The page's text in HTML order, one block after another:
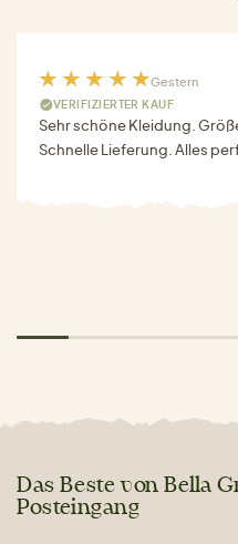
Gestern
VERIFIZIERTER KAUF
Sehr schöne Kleidung.
Schnelle Lieferung. Alles
Das Beste von Bella
Posteingang